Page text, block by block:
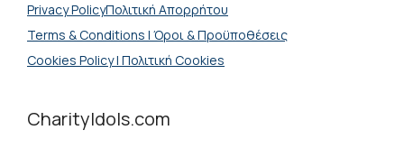
Privacy PolicyΠολιτική Απορρήτου
Terms & Conditions | Όροι & Προϋποθέσεις
Cookies Policy | Πολιτική Cookies
CharityIdols.com